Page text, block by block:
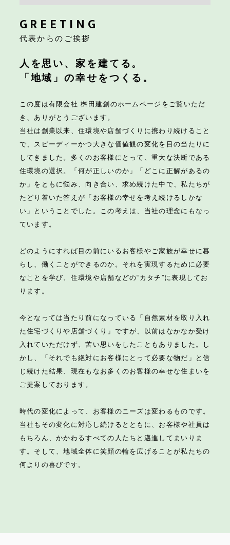
GREETING
代表からのご挨拶
人を思い、家を建てる。
「地域」の幸せをつくる。
この度は有限会社 桝田建創のホームページをご覧いただ
き、ありがとうございます。
当社は創業以来、住環境や店舗づくりに携わり続けること
で、スピーディーかつ大きな価値観の変化を目の当たりに
してきました。多くのお客様にとって、重大な決断である
住環境の選択。「何が正しいのか」「どこに正解があるの
か」をともに悩み、向き合い、求め続けた中で、私たちが
たどり着いた答えが「お客様の幸せを考え続けるしかな
い」ということでした。この考えは、当社の理念にもなっ
ています。
どのようにすれば目の前にいるお客様やご家族が幸せに暮
らし、働くことができるのか。それを実現するために必要
なことを学び、住環境や店舗などの“カタチ”に表現してお
ります。
今となっては当たり前になっている「自然素材を取り入れ
た住宅づくりや店舗づくり」ですが、以前はなかなか受け
入れていただけず、苦い思いをしたこともありました。し
かし、「それでも絶対にお客様にとって必要な物だ」と信
じ続けた結果、現在もなお多くのお客様の幸せな住まいを
ご提案しております。
時代の変化によって、お客様のニーズは変わるものです。
当社もその変化に対応し続けるとともに、お客様や社員は
もちろん、かかわるすべての人たちと邁進してまいりま
す。そして、地域全体に笑顔の輪を広げることが私たちの
何よりの喜びです。